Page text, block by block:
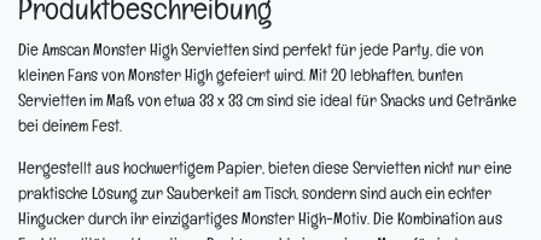
Produktbeschreibung
Die Amscan Monster High Servietten sind perfekt für jede Party, die von
kleinen Fans von Monster High gefeiert wird. Mit 20 lebhaften, bunten
Servietten im Maß von etwa 33 x 33 cm sind sie ideal für Snacks und Getränke
bei deinem Fest.
Hergestellt aus hochwertigem Papier, bieten diese Servietten nicht nur eine
praktische Lösung zur Sauberkeit am Tisch, sondern sind auch ein echter
Hingucker durch ihr einzigartiges Monster High-Motiv. Die Kombination aus